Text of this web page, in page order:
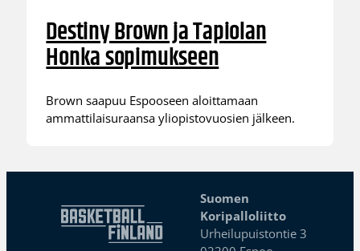
Destiny Brown ja Tapiolan
Honka sopimukseen
Brown saapuu Espooseen aloittamaan
ammattilaisuraansa yliopistovuosien jälkeen.
Suomen
Koripalloliitto
Urheilupuistontie 3